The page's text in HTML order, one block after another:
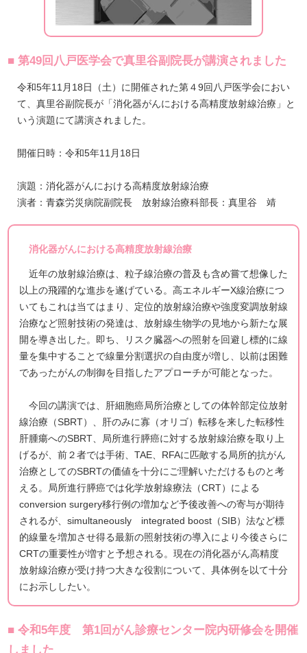
■ 第49回八戸医学会で真里谷副院長が講演されました
令和5年11月18日（土）に開催された第４9回八戸医学会におい
て、真里谷副院長が「消化器がんにおける高精度放射線治療」と
いう演題にて講演されました。
開催日時：令和5年11月18日
演題：消化器がんにおける高精度放射線治療
演者：青森労災病院副院長 放射線治療科部長：真里谷 靖
消化器がんにおける高精度放射線治療
近年の放射線治療は、粒子線治療の普及も含め嘗て想像した
以上の飛躍的な進歩を遂げている。高エネルギーX線治療につ
いてもこれは当てはまり、定位的放射線治療や強度変調放射線
治療など照射技術の発達は、放射線生物学の見地から新たな展
開を導き出した。即ち、リスク臓器への照射を回避し標的に線
量を集中することで線量分割選択の自由度が増し、以前は困難
であったがんの制御を目指したアプローチが可能となった。
今回の講演では、肝細胞癌局所治療としての体幹部定位放射
線治療（SBRT）、肝のみに寡（オリゴ）転移を来した転移性
肝腫瘍へのSBRT、局所進行膵癌に対する放射線治療を取り上
げるが、前２者では手術、TAE、RFAに匹敵する局所的抗がん
治療としてのSBRTの価値を十分にご理解いただけるものと考
える。局所進行膵癌では化学放射線療法（CRT）による
conversion surgery移行例の増加など予後改善への寄与が期待
されるが、simultaneously integrated boost（SIB）法など標
的線量を増加させ得る最新の照射技術の導入により今後さらに
CRTの重要性が増すと予想される。現在の消化器がん高精度
放射線治療が受け持つ大きな役割について、具体例を以て十分
にお示ししたい。
■ 令和5年度 第1回がん診療センター院内研修会を開催
しました